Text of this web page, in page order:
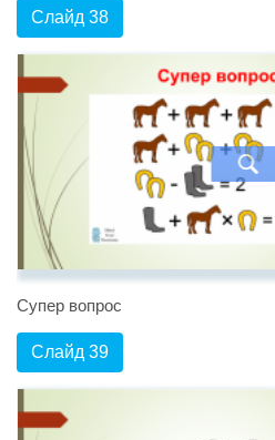
Слайд 38
Супер вопрос
Слайд 39